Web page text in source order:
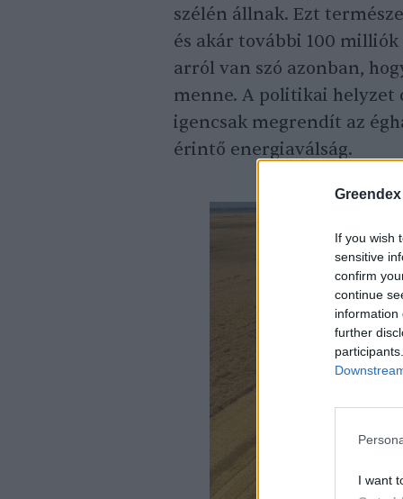
Greendex
If you wish
sensitive
confirm
continue
information
further
I want
szélén állnak. Ezt
és akár további 100
arról van szó azonban,
menne. A politikai helyzet
igencsak megrendít az
érintő energiaválság.